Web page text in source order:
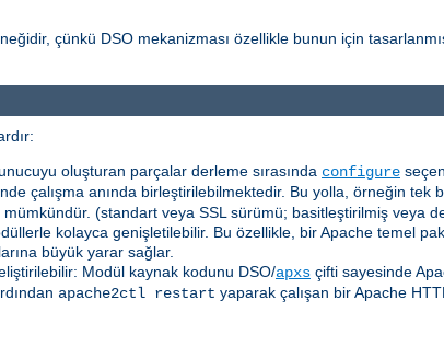
çünkü DSO mekanizması özellikle bunun için
oluşturan parçalar derleme sırasında configure
çalışma anında birleştirilebilmektedir. Bu yolla, örneğin tek
mümkündür. (standart veya SSL sürümü; basitleştirilmiş veya
kolayca genişletilebilir. Bu özellikle, bir Apache temel
büyük yarar sağlar.
Modül kaynak kodunu DSO/apxs çifti sayesinde
apache2ctl restart yaparak çalışan bir Apache